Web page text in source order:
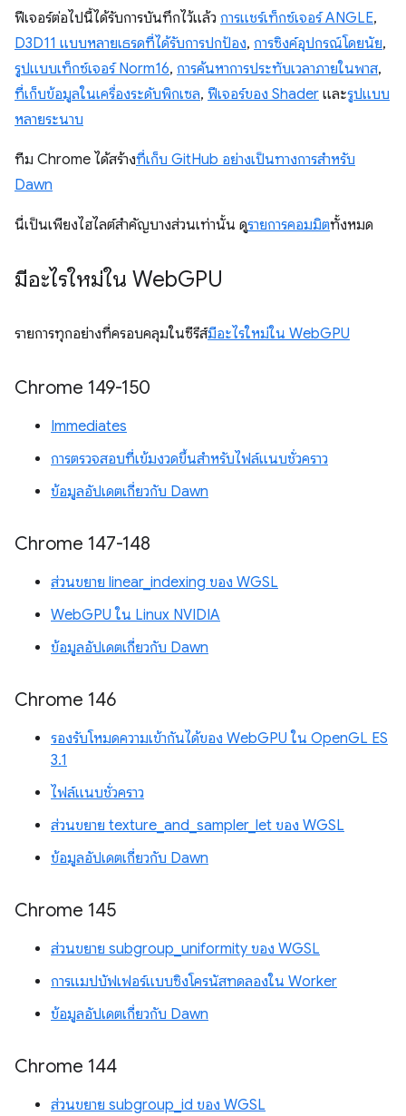
ฟีเจอร์ต่อไปนี้ได้รับการบันทึกไว้แล้ว การแชร์เท็กซ์เจอร์ ANGLE,
D3D11 แบบหลายเธรดที่ได้รับการปกป้อง, การซิงค์อุปกรณ์โดยนัย,
รูปแบบเท็กซ์เจอร์ Norm16, การค้นหาการประทับเวลาภายในพาส,
ที่เก็บข้อมูลในเครื่องระดับพิกเซล, ฟีเจอร์ของ Shader และรูปแบบ
หลายระนาบ
ทีม Chrome ได้สร้างที่เก็บ GitHub อย่างเป็นทางการสำหรับ
Dawn
นี่เป็นเพียงไฮไลต์สำคัญบางส่วนเท่านั้น ดูรายการคอมมิตทั้งหมด
มีอะไรใหม่ใน WebGPU
รายการทุกอย่างที่ครอบคลุมในซีรีส์มีอะไรใหม่ใน WebGPU
Chrome 149-150
Immediates
การตรวจสอบที่เข้มงวดขึ้นสำหรับไฟล์แนบชั่วคราว
ข้อมูลอัปเดตเกี่ยวกับ Dawn
Chrome 147-148
ส่วนขยาย linear_indexing ของ WGSL
WebGPU ใน Linux NVIDIA
ข้อมูลอัปเดตเกี่ยวกับ Dawn
Chrome 146
รองรับโหมดความเข้ากันได้ของ WebGPU ใน OpenGL ES
3.1
ไฟล์แนบชั่วคราว
ส่วนขยาย texture_and_sampler_let ของ WGSL
ข้อมูลอัปเดตเกี่ยวกับ Dawn
Chrome 145
ส่วนขยาย subgroup_uniformity ของ WGSL
การแมปบัฟเฟอร์แบบซิงโครนัสทดลองใน Worker
ข้อมูลอัปเดตเกี่ยวกับ Dawn
Chrome 144
ส่วนขยาย subgroup_id ของ WGSL